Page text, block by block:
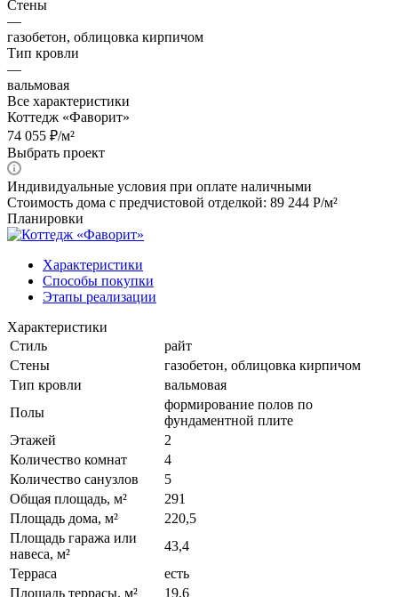
Стены
—
газобетон, облицовка кирпичом
Тип кровли
—
вальмовая
Все характеристики
Коттедж «Фаворит»
74 055 ₽/м²
Выбрать проект
Индивидуальные условия при оплате наличными
Стоимость дома с предчистовой отделкой: 89 244 Р/м²
Планировки
Характеристики
Способы покупки
Этапы реализации
Характеристики
Стиль
райт
Стены
газобетон, облицовка кирпичом
Тип кровли
вальмовая
Полы
формирование полов по
фундаментной плите
Этажей
2
Количество комнат
4
Количество санузлов
5
Общая площадь, м²
291
Площадь дома, м²
220,5
Площадь гаража или
навеса, м²
43,4
Терраса
есть
Площадь террасы, м²
19,6